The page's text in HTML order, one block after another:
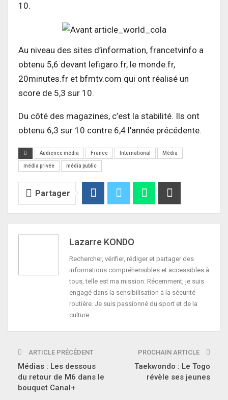
10.
Au niveau des sites d’information, francetvinfo a
obtenu 5,6 devant lefigaro.fr, le monde.fr,
20minutes.fr et bfmtv.com qui ont réalisé un
score de 5,3 sur 10.
Du côté des magazines, c’est la stabilité. Ils ont
obtenu 6,3 sur 10 contre 6,4 l’année précédente.
Audience média France International Média
média privée média public
Partager
Lazarre KONDO
Rechercher, vérifier, rédiger et partager des
informations compréhensibles et accessibles à
tous, telle est ma mission. Récemment, je suis
engagé dans la sensibilisation à la sécurité
routière. Je suis passionné du sport et de la
culture.
ARTICLE PRÉCÉDENT
Médias : Les dessous
du retour de M6 dans le
bouquet Canal+
PROCHAIN ARTICLE
Taekwondo : Le Togo
révèle ses jeunes